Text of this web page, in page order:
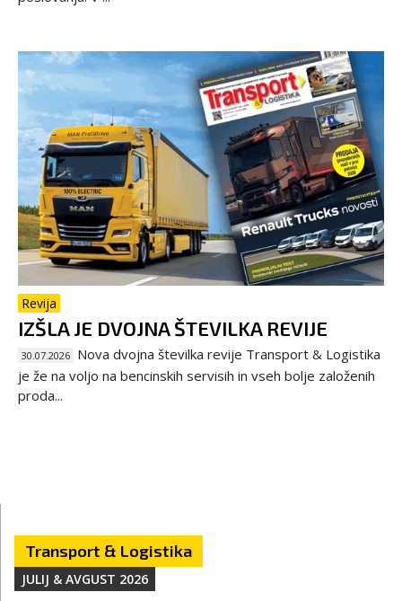
Revija
IZŠLA JE DVOJNA ŠTEVILKA REVIJE
30.07.2026 Nova dvojna številka revije Transport & Logistika
je že na voljo na bencinskih servisih in vseh bolje založenih
proda...
Transport & Logistika
JULIJ & AVGUST 2026